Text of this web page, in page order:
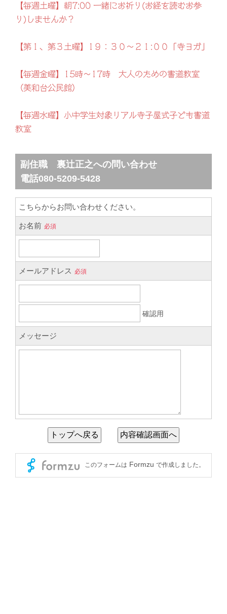
【毎週土曜】朝7:00 一緒にお祈り(お経を読むお参
り)しませんか？
【第１、第３土曜】1９：３０～２１:００「寺ヨガ」
【毎週金曜】15時～17時 大人のための書道教室
（美和台公民館）
【毎週水曜】小中学生対象リアル寺子屋式子ども書道
教室